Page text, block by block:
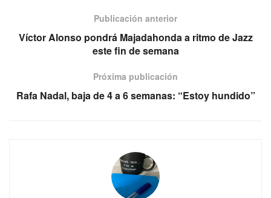
Publicación anterior
Víctor Alonso pondrá Majadahonda a ritmo de Jazz
este fin de semana
Próxima publicación
Rafa Nadal, baja de 4 a 6 semanas: “Estoy hundido”